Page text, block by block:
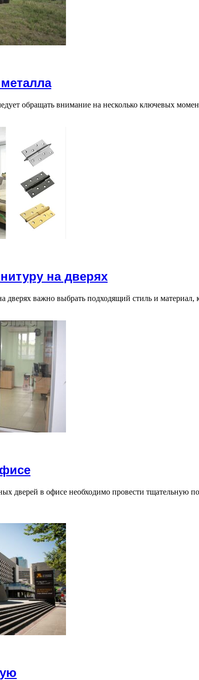
обращать внимание на несколько ключевых
на дверях
важно выбрать подходящий стиль и
дверей в офисе необходимо провести тщательную